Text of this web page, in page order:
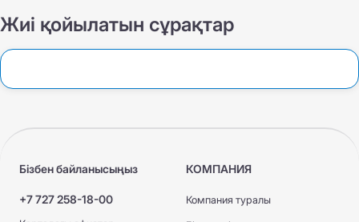
Жиі қойылатын сұрақтар
Бізбен байланысыңыз
+7 727 258-18-00
КОМПАНИЯ
Компания туралы